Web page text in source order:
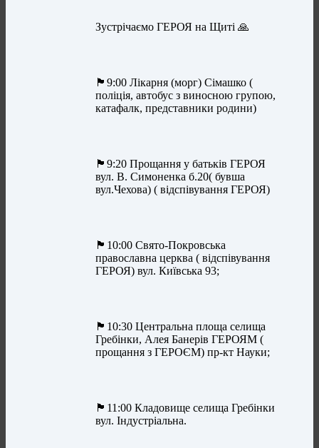
Зустрічаємо ГЕРОЯ на Щиті 🙏
🏴9:00 Лікарня (морг) Сімашко (
поліція, автобус з виносною групою,
катафалк, представники родини)
🏴9:20 Прощання у батьків ГЕРОЯ
вул. В. Симоненка б.20( бувша
вул.Чехова) ( відспівування ГЕРОЯ)
🏴10:00 Свято-Покровська
православна церква ( відспівування
ГЕРОЯ) вул. Київська 93;
🏴10:30 Центральна площа селища
Гребінки, Алея Банерів ГЕРОЯМ (
прощання з ГЕРОЄМ) пр-кт Науки;
🏴11:00 Кладовище селища Гребінки
вул. Індустріальна.